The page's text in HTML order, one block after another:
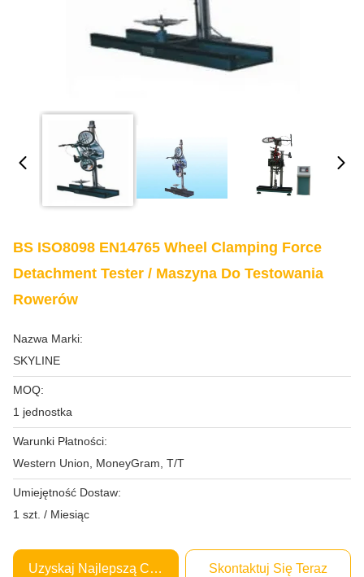
BS ISO8098 EN14765 Wheel Clamping Force
Detachment Tester / Maszyna Do Testowania
Rowerów
Nazwa Marki:
SKYLINE
MOQ:
1 jednostka
Warunki Płatności:
Western Union, MoneyGram, T/T
Umiejętność Dostaw:
1 szt. / Miesiąc
Uzyskaj Najlepszą Cenę Skontaktuj Się Teraz